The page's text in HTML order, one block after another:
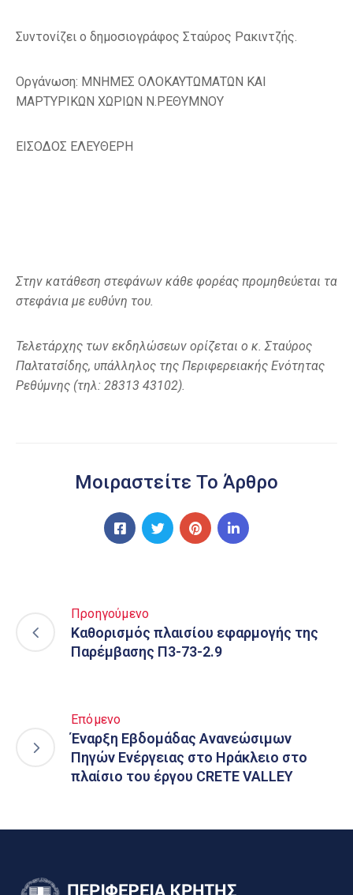
Συντονίζει ο δημοσιογράφος Σταύρος Ρακιντζής.
Οργάνωση: ΜΝΗΜΕΣ ΟΛΟΚΑΥΤΩΜΑΤΩΝ ΚΑΙ
ΜΑΡΤΥΡΙΚΩΝ ΧΩΡΙΩΝ Ν.ΡΕΘΥΜΝΟΥ
ΕΙΣΟΔΟΣ ΕΛΕΥΘΕΡΗ
Στην κατάθεση στεφάνων κάθε φορέας προμηθεύεται τα
στεφάνια με ευθύνη του.
Τελετάρχης των εκδηλώσεων ορίζεται ο κ. Σταύρος
Παλτατσίδης, υπάλληλος της Περιφερειακής Ενότητας
Ρεθύμνης (τηλ: 28313 43102).
Μοιραστείτε Το Άρθρο
Προηγούμενο
Καθορισμός πλαισίου εφαρμογής της
Παρέμβασης Π3-73-2.9
Επόμενο
Έναρξη Εβδομάδας Ανανεώσιμων
Πηγών Ενέργειας στο Ηράκλειο στο
πλαίσιο του έργου CRETE VALLEY